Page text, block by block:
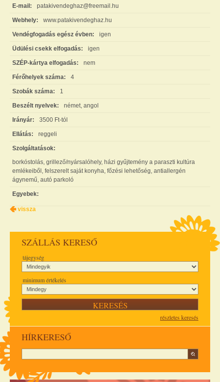
E-mail: patakivendeghaz@freemail.hu
Webhely: www.patakivendeghaz.hu
Vendégfogadás egész évben: igen
Üdülési csekk elfogadás: igen
SZÉP-kártya elfogadás: nem
Férőhelyek száma: 4
Szobák száma: 1
Beszélt nyelvek: német, angol
Irányár: 3500 Ft-tól
Ellátás: reggeli
Szolgáltatások:
borkóstolás, grillező/nyársalóhely, házi gyűjtemény a paraszti kultúra
emlékeiből, felszerelt saját konyha, főzési lehetőség, antiallergén
ágynemű, autó parkoló
Egyebek:
vissza
SZÁLLÁS KERESŐ
tájegység
minimum értékelés
részletes keresés
HÍRKERESŐ